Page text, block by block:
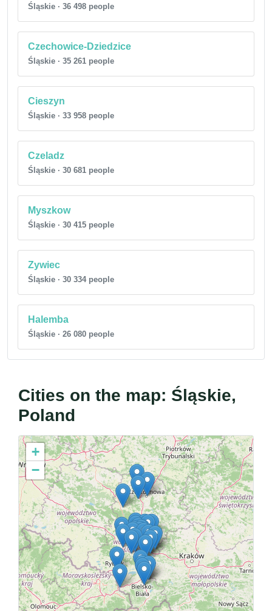
Śląskie · 36 498 people
Czechowice-Dziedzice
Śląskie · 35 261 people
Cieszyn
Śląskie · 33 958 people
Czeladz
Śląskie · 30 681 people
Myszkow
Śląskie · 30 415 people
Zywiec
Śląskie · 30 334 people
Halemba
Śląskie · 26 080 people
Cities on the map: Śląskie,
Poland
+
−